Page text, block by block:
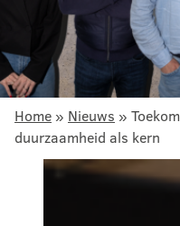
Home » Nieuws »
duurzaamheid als kern